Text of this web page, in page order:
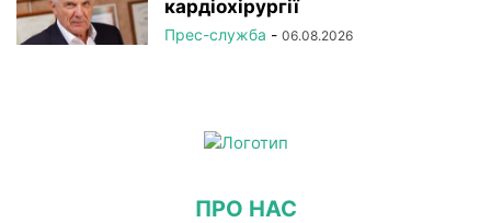
кардіохірургії
Прес-служба - 06.08.2026
ПРО НАС